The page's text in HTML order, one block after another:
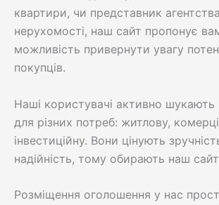
квартири, чи представник
нерухомості, наш сайт пропонує
можливість привернути увагу
покупців.
Наші користувачі активно шукають
для різних потреб: житлову,
інвестиційну. Вони цінують
надійність, тому обирають наш
Розміщення оголошення у нас